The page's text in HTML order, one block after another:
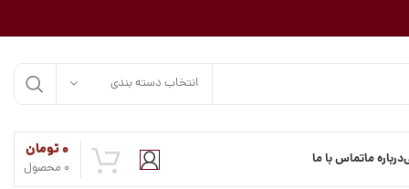
انتخاب دسته بندی
درباره ماتماس با ما 0 محصول
۰تومان